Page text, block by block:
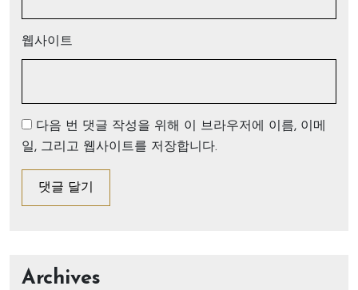
웹사이트
다음 번 댓글 작성을 위해 이 브라우저에 이름, 이메
일, 그리고 웹사이트를 저장합니다.
Archives